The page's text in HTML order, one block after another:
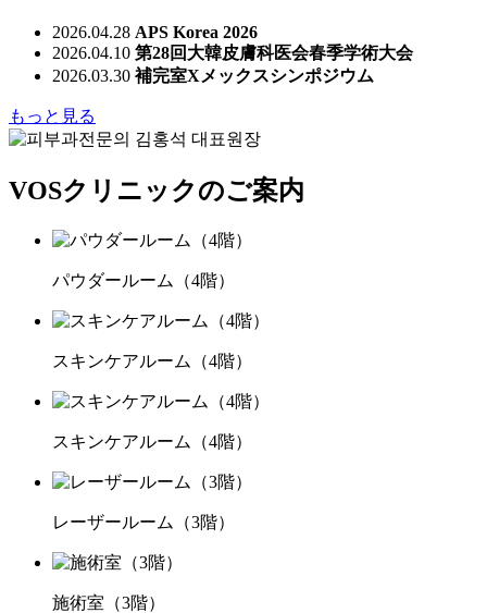
2026.04.28 APS Korea 2026
2026.04.10 第28回大韓皮膚科医会春季学術大会
2026.03.30 補完室Xメックスシンポジウム
もっと見る
VOSクリニックのご案内
パウダールーム（4階）
スキンケアルーム（4階）
スキンケアルーム（4階）
レーザールーム（3階）
施術室（3階）